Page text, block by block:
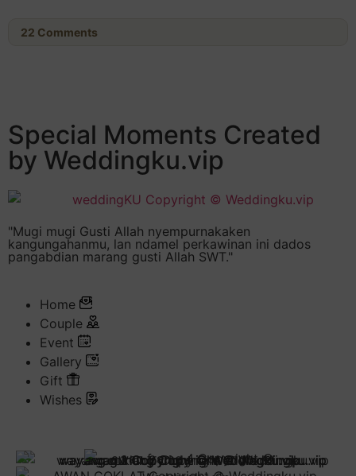
22 Comments
Special Moments Created
by Weddingku.vip
"Mugi mugi Gusti Allah nyempurnakaken
kangungahanmu, lan ndamel perkawinan ini dados
pangabdian marang gusti Allah SWT."
Home
Couple
Event
Gallery
Gift
Wishes